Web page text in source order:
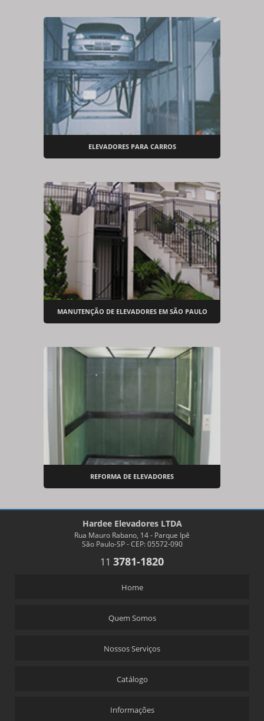
ELEVADORES PARA CARROS
MANUTENÇÃO DE ELEVADORES EM SÃO PAULO
REFORMA DE ELEVADORES
Hardee Elevadores LTDA
Rua Mauro Rabano, 14 - Parque Ipê
São Paulo-SP - CEP: 05572-090
11 3781-1820
Home
Quem Somos
Nossos Serviços
Catálogo
Informações